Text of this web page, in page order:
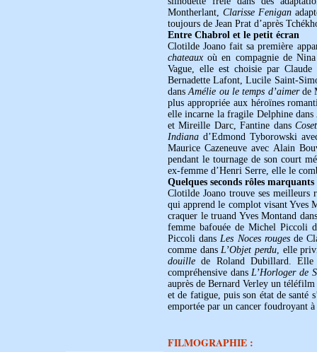
Montherlant,Clarisse Fenigan
toujours de Jean Prat d’après
Entre Chabrol et le petit écran
Clotilde Joano fait sa première
chateaux où en compagnie de
Vague, elle est choisie par
Bernadette Lafont, Lucile Saint-
dansAmélie ou le temps d’aimerde
plus appropriée aux héroïnes
elle incarne la fragile Delphine dans
et Mireille Darc, Fantine dans
Indiana d’Edmond Tyborowski
Maurice Cazeneuve avec Alain
pendant le tournage de son court
ex-femme d’Henri Serre, elle le
Quelques seconds rôles marquants
Clotilde Joano trouve ses meilleurs
qui apprend le complot visant Yves
craquer le truand Yves Montand
femme bafouée de Michel Piccoli
Piccoli dansLes Noces rougesde
comme dansL’Objet perdu, elle
douille de Roland Dubillard.
compréhensive dansL’Horloger de
auprès de Bernard Verley un
et de fatigue, puis son état de santé
emportée par un cancer foudroyant à
FILMOGRAPHIE :